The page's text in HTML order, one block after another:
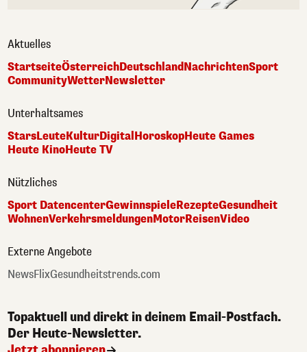
Aktuelles
StartseiteÖsterreichDeutschlandNachrichtenSport
CommunityWetterNewsletter
Unterhaltsames
StarsLeuteKulturDigitalHoroskopHeute Games
Heute KinoHeute TV
Nützliches
Sport DatencenterGewinnspieleRezepteGesundheit
WohnenVerkehrsmeldungenMotorReisenVideo
Externe Angebote
NewsFlixGesundheitstrends.com
Topaktuell und direkt in deinem Email-Postfach.
Der Heute-Newsletter.